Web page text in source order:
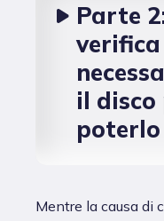
Parte
il
Mentre la causa di